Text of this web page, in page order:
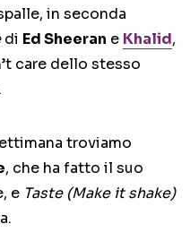
in seconda
di Ed Sheeran e Khalid,
care dello stesso
.
troviamo
, che ha fatto il suo
e Taste (Make it shake)